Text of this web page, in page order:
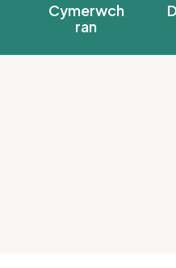
Cymerwch
ran